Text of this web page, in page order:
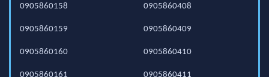
0905860158
0905860159
0905860160
0905860161
0905860408
0905860409
0905860410
0905860411